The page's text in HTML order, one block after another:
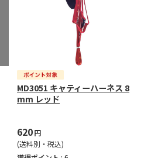
MD3051 キャティーハーネス 8
mm レッド
620円
(送料別・税込)